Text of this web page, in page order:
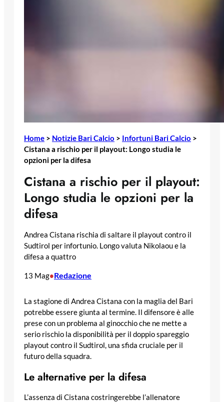
Home > Notizie Bari Calcio > Infortuni Bari Calcio >
Cistana a rischio per il playout: Longo studia le
opzioni per la difesa
Cistana a rischio per il playout:
Longo studia le opzioni per la
difesa
Andrea Cistana rischia di saltare il playout contro il
Sudtirol per infortunio. Longo valuta Nikolaou e la
difesa a quattro
13 Mag•Redazione
La stagione di Andrea Cistana con la maglia del Bari
potrebbe essere giunta al termine. Il difensore è alle
prese con un problema al ginocchio che ne mette a
serio rischio la disponibilità per il doppio spareggio
playout contro il Sudtirol, una sfida cruciale per il
futuro della squadra.
Le alternative per la difesa
L’assenza di Cistana costringerebbe l’allenatore